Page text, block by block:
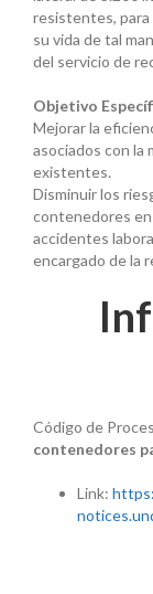
resistentes,
su vida de tal
del servicio de
Objetivo
Mejorar la
asociados con la
existentes.
Disminuir los
contenedores
accidentes
encargado de la
Código de
contenedores
Link: